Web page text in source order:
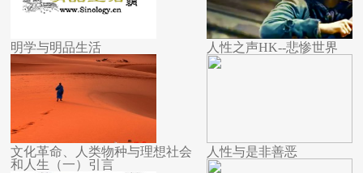
明学与明品生活
文化革命、人类物种与理想社会
和人生（一）引言
人性之声HK--悲惨世界
人性与是非善恶